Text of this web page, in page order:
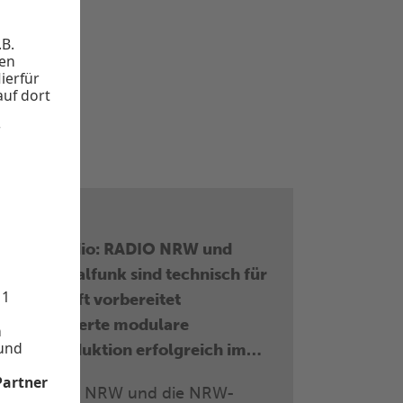
Smart Radio: RADIO NRW und
NRW-Lokalfunk sind technisch für
die Zukunft vorbereitet
Cloudbasierte modulare
Radioproduktion erfolgreich im
Einsatz
Für RADIO NRW und die NRW-